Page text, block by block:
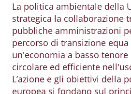
La politica ambientale della
strategica la collaborazione
pubbliche amministrazioni
percorso di transizione equa
un'economia a basso
circolare ed efficiente
L’azione e gli obiettivi della
europea si fondano sul